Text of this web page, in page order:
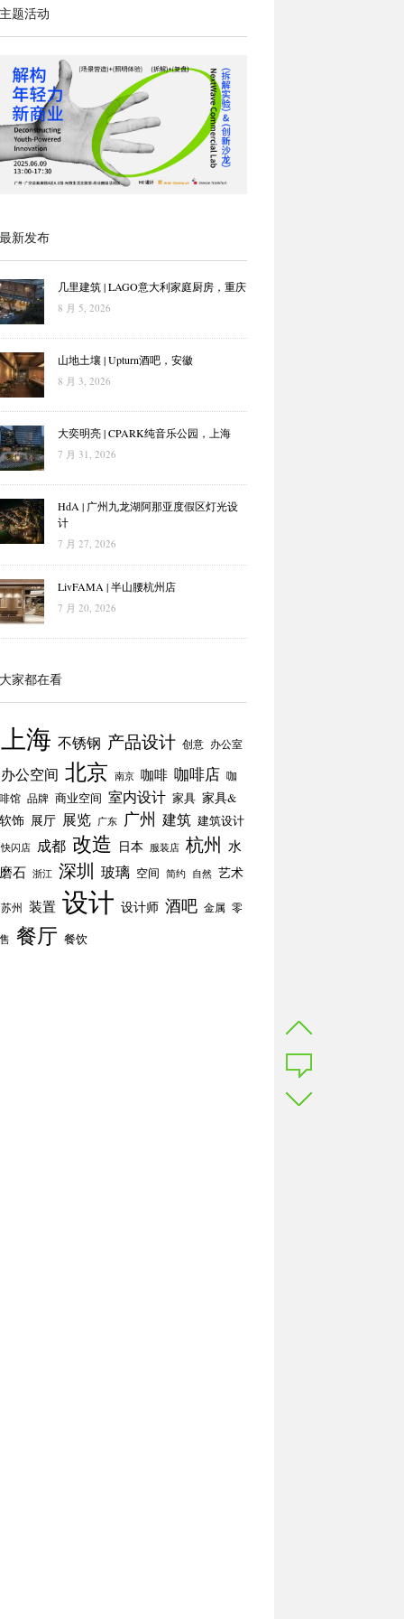
题活动
新发布
几里建筑 | LAGO意大利家庭厨房，重庆
8 月 5, 2026
山地土壤 | Upturn酒吧，安徽
8 月 3, 2026
大奕明亮 | CPARK纯音乐公园，上海
7 月 31, 2026
HdA | 广州九龙湖阿那亚度假区灯光设
计
7 月 27, 2026
LivFAMA | 半山腰杭州店
7 月 20, 2026
家都在看
上海 不锈钢 产品设计 创意 办公室
办公空间 北京 南京 咖啡 咖啡店 咖
馆 品牌 商业空间 室内设计 家具 家具&
饰 展厅 展览 广东 广州 建筑 建筑设计
快闪店 成都 改造 日本 服装店 杭州 水
石 浙江 深圳 玻璃 空间 简约 自然 艺术
苏州 装置 设计 设计师 酒吧 金属 零
餐厅 餐饮